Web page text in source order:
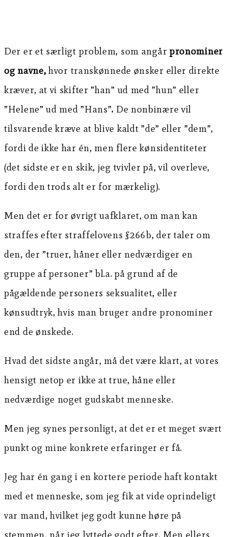
Der er et særligt problem, som angår pronominer
og navne, hvor transkønnede ønsker eller direkte
kræver, at vi skifter ”han” ud med ”hun” eller
”Helene” ud med ”Hans”. De nonbinære vil
tilsvarende kræve at blive kaldt ”de” eller ”dem”,
fordi de ikke har én, men flere kønsidentiteter
(det sidste er en skik, jeg tvivler på, vil overleve,
fordi den trods alt er for mærkelig).
Men det er for øvrigt uafklaret, om man kan
straffes efter straffelovens §266b, der taler om
den, der ”truer, håner eller nedværdiger en
gruppe af personer” bl.a. på grund af de
pågældende personers seksualitet, eller
kønsudtryk, hvis man bruger andre pronominer
end de ønskede.
Hvad det sidste angår, må det være klart, at vores
hensigt netop er ikke at true, håne eller
nedværdige noget gudskabt menneske.
Men jeg synes personligt, at det er et meget svært
punkt og mine konkrete erfaringer er få.
Jeg har én gang i en kortere periode haft kontakt
med et menneske, som jeg fik at vide oprindeligt
var mand, hvilket jeg godt kunne høre på